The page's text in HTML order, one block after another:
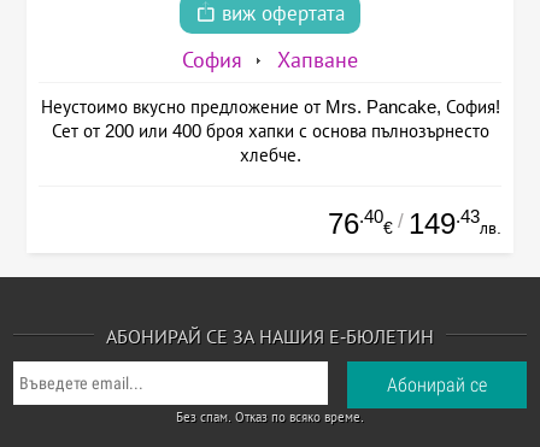
виж офертата
София Хапване
Неустоимо вкусно предложение от Mrs. Pancake, София!
Сет от 200 или 400 броя хапки с основа пълнозърнесто
хлебче.
76.40
€ / 149.43
лв.
АБОНИРАЙ СЕ ЗА НАШИЯ Е-БЮЛЕТИН
Без спам. Отказ по всяко време.